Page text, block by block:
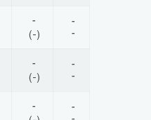
-
(-)
-
-
-
(-)
-
-
-
-